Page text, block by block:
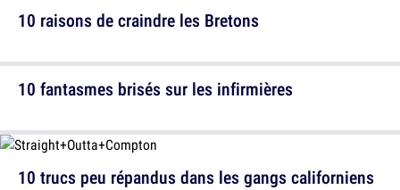
10 raisons de craindre les Bretons
10 trucs peu répandus dans les gangs californiens
10 fantasmes brisés sur les infirmières